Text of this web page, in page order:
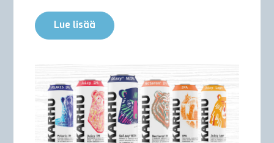
Lue lisää